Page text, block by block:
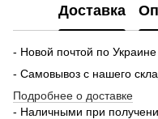
Доставка
- Новой почтой по
- Самовывоз с нашего
Подробнее о доставке
- Наличными при